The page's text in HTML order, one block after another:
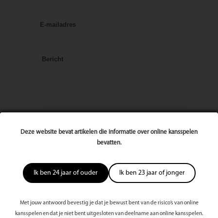
Deze website bevat artikelen die informatie over online kansspelen
bevatten.
Ik ben 24 jaar of ouder Ik ben 23 jaar of jonger
Met jouw antwoord bevestig je dat je bewust bent van de risico’s van online
kansspelen en dat je niet bent uitgesloten van deelname aan online kansspelen.
E-mailadres
Bericht